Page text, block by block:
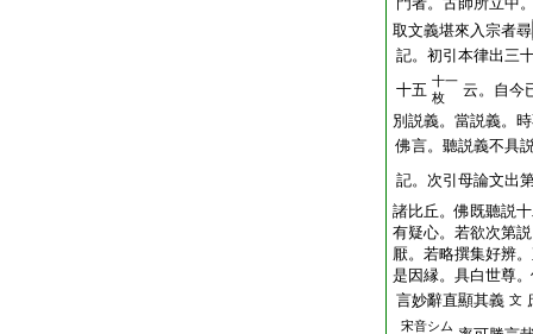
取文義堪來入宗者尋
記。初引本律出三
十五 十一
枚
云。自今
別説義。當説義。
佛言。聽説義不具
記。次引母論文出
諸比丘。佛既聽説
有疑心。若欲次第
厭。若略撰集好辨
是因縁。具白世尊
言妙辭直顯其義 文
宋音シム